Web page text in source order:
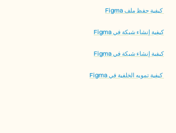
كيفية إنشاء شبكة في Figma
كيفية إنشاء شبكة في Figma